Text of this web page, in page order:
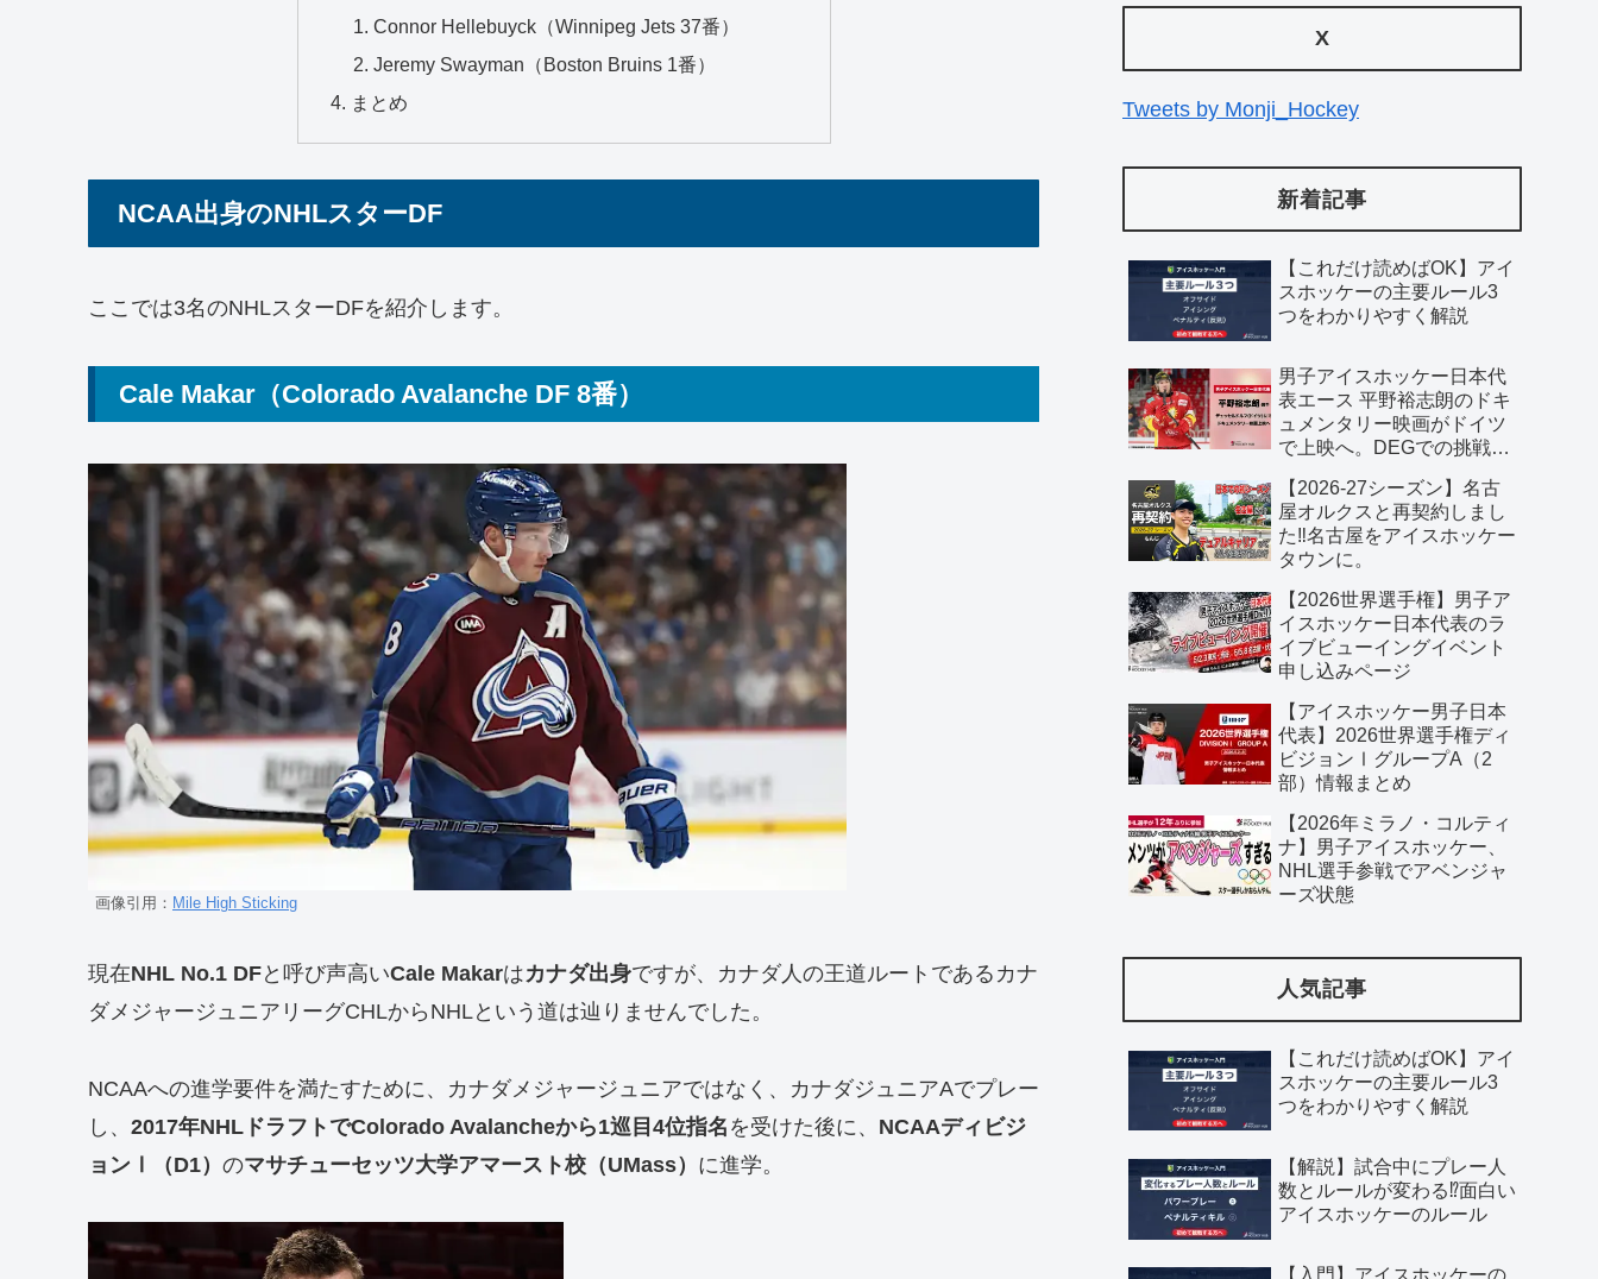
Connor Hellebuyck（Winnipeg Jets 37番）
Jeremy Swayman（Boston Bruins 1番）
まとめ
NCAA出身のNHLスターDF
ここでは3名のNHLスターDFを紹介します。
Cale Makar（Colorado Avalanche DF 8番）
画像引用： Mile High Sticking
現在NHL No.1 DFと呼び声高いCale Makarはカナダ出身ですが、カナダ人の王道ルートであるカナ
ダメジャージュニアリーグCHLからNHLという道は辿りませんでした。
NCAAへの進学要件を満たすために、カナダメジャージュニアではなく、カナダジュニアAでプレー
し、 2017年NHLドラフトでColorado Avalancheから1巡目4位指名 を受けた後に、 NCAAディビジ
ョンⅠ（D1） のマサチューセッツ大学アマースト校（UMass） に進学。
X
Tweets by Monji_Hockey
新着記事
【これだけ読めばOK】アイ
スホッケーの主要ルール3
つをわかりやすく解説
男子アイスホッケー日本代
表エース 平野裕志朗のドキ
ュメンタリー映画がドイツ
で上映へ。DEGでの挑戦に
【2026-27シーズン】名古
屋オルクスと再契約しまし
た‼️名古屋をアイスホッケー
タウンに。
【2026世界選手権】男子ア
イスホッケー日本代表のラ
イブビューイングイベント
申し込みページ
【アイスホッケー男子日本
代表】2026世界選手権ディ
ビジョンⅠグループA（2
部）情報まとめ
【2026年ミラノ・コルティ
ナ】男子アイスホッケー、
NHL選手参戦でアベンジャ
ーズ状態
人気記事
【これだけ読めばOK】アイ
スホッケーの主要ルール3
つをわかりやすく解説
【解説】試合中にプレー人
数とルールが変わる⁉︎面白い
アイスホッケーのルール
【入門】アイスホッケーの